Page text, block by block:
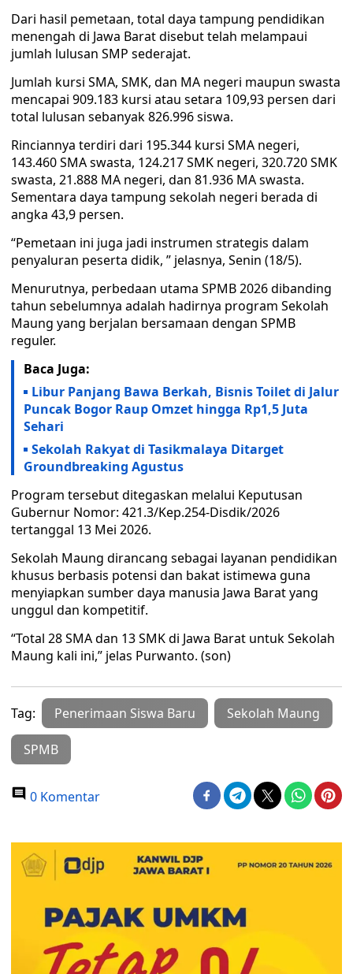
Dari hasil pemetaan, total daya tampung pendidikan
menengah di Jawa Barat disebut telah melampaui
jumlah lulusan SMP sederajat.
Jumlah kursi SMA, SMK, dan MA negeri maupun swasta
mencapai 909.183 kursi atau setara 109,93 persen dari
total lulusan sebanyak 826.996 siswa.
Rinciannya terdiri dari 195.344 kursi SMA negeri,
143.460 SMA swasta, 124.217 SMK negeri, 320.720 SMK
swasta, 21.888 MA negeri, dan 81.936 MA swasta.
Sementara daya tampung sekolah negeri berada di
angka 43,9 persen.
“Pemetaan ini juga jadi instrumen strategis dalam
penyaluran peserta didik, ” jelasnya, Senin (18/5).
Menurutnya, perbedaan utama SPMB 2026 dibanding
tahun sebelumnya adalah hadirnya program Sekolah
Maung yang berjalan bersamaan dengan SPMB
reguler.
Baca Juga:
Libur Panjang Bawa Berkah, Bisnis Toilet di Jalur
Puncak Bogor Raup Omzet hingga Rp1,5 Juta
Sehari
Sekolah Rakyat di Tasikmalaya Ditarget
Groundbreaking Agustus
Program tersebut ditegaskan melalui Keputusan
Gubernur Nomor: 421.3/Kep.254-Disdik/2026
tertanggal 13 Mei 2026.
Sekolah Maung dirancang sebagai layanan pendidikan
khusus berbasis potensi dan bakat istimewa guna
menyiapkan sumber daya manusia Jawa Barat yang
unggul dan kompetitif.
“Total 28 SMA dan 13 SMK di Jawa Barat untuk Sekolah
Maung kali ini,” jelas Purwanto. (son)
Tag: Penerimaan Siswa Baru Sekolah Maung
SPMB
0 Komentar